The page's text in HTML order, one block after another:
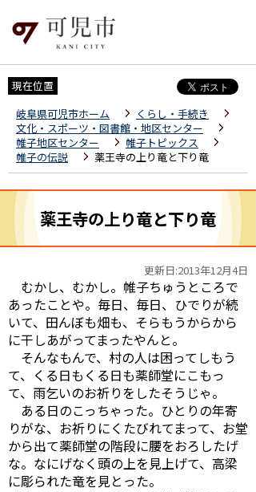
現在位置
岐阜県可児市ホーム
くらし・手続き
文化・スポーツ・図書館・地区センター
帷子地区センター
帷子トピックス
帷子の伝説
薬王寺の上り竜と下り竜
薬王寺の上り竜と下り竜
更新日:2013年12月4日
むかし、むかし。帷子ちゅうところで
あったことや。毎日、毎日、ひでりが続
いて、田んぼも畑も、そらもうからから
に干しあがってまったやんと。
そんなもんで、村の人は困ってしもう
て、くる日もくる日も薬師堂にこもっ
て、雨乞いのお祈りをしたそうじゃ。
ある日のこっちゃった。ひとりの年寄
りがな、お祈りにくたびれてまって、お堂
から出て薬師堂の階段に腰をおろしたげ
な。なにげなく頭の上を見上げて、高梁
に彫られた竜を見とった。